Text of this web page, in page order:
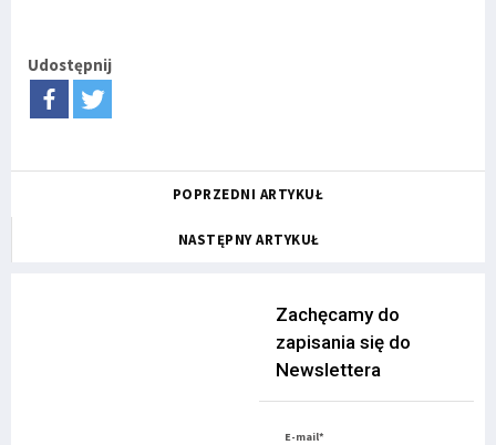
Udostępnij
POPRZEDNI ARTYKUŁ
NASTĘPNY ARTYKUŁ
Zachęcamy do
zapisania się do
Newslettera
E-mail*